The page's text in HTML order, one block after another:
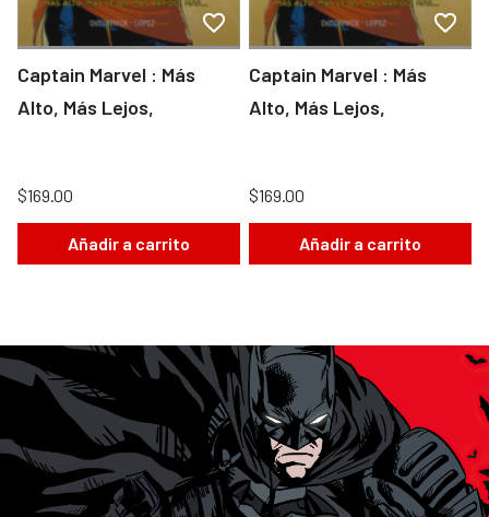
Captain Marvel : Más
Alto, Más Lejos,
$169.00
Añadir a carrito
Captain Marvel : Más
Alto, Más Lejos,
$169.00
Añadir a carrito